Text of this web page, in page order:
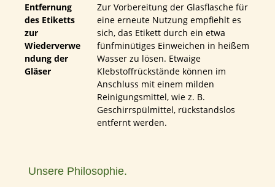
Entfernung
des Etiketts
zur
Wiederverwe
ndung der
Gläser
Zur Vorbereitung der Glasflasche für
eine erneute Nutzung empfiehlt es
sich, das Etikett durch ein etwa
fünfminütiges Einweichen in heißem
Wasser zu lösen. Etwaige
Klebstoffrückstände können im
Anschluss mit einem milden
Reinigungsmittel, wie z. B.
Geschirrspülmittel, rückstandslos
entfernt werden.
Unsere Philosophie.